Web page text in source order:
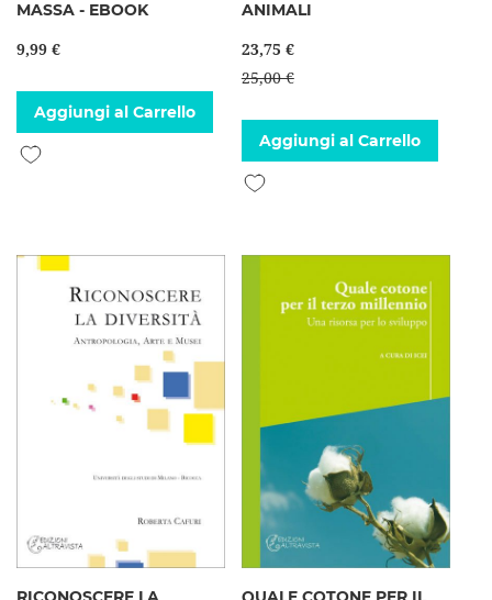
MASSA - EBOOK
9,99 €
Aggiungi al Carrello
Aggiungi alla lista desideri
ANIMALI
23,75 €
25,00 €
Aggiungi al Carrello
Aggiungi alla lista desideri